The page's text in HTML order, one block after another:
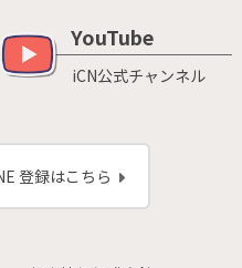
YouTube
iCN公式チャンネル
登録はこちら